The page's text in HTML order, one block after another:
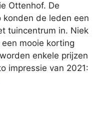
Ottenhof. De
konden de leden een
tuincentrum in. Niek
mooie korting
enkele prijzen
impressie van 2021: